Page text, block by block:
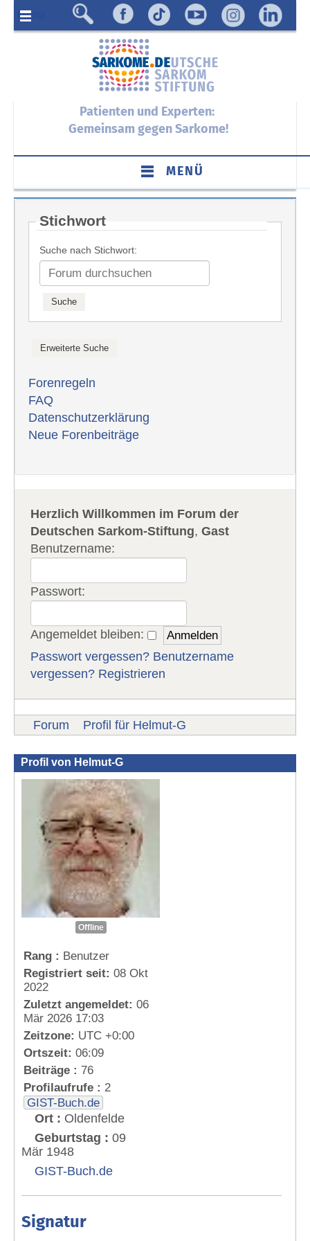
Menü
Patienten und Experten:
Gemeinsam gegen Sarkome!
MENÜ
Stichwort
Suche nach Stichwort:
Forenregeln
FAQ
Datenschutzerklärung
Neue Forenbeiträge
Herzlich Willkommen im Forum der
Deutschen Sarkom-Stiftung,Gast
Benutzername:
Passwort:
Angemeldet bleiben:
Passwort vergessen? Benutzername
vergessen? Registrieren
Forum Profil für Helmut-G
Profil von Helmut-G
Offline
Rang : Benutzer
Registriert seit: 08 Okt
2022
Zuletzt angemeldet: 06
Mär 2026 17:03
Zeitzone: UTC +0:00
Ortszeit: 06:09
Beiträge : 76
Profilaufrufe : 2
GIST-Buch.de
Ort : Oldenfelde
Geburtstag : 09
Mär 1948
GIST-Buch.de
Signatur